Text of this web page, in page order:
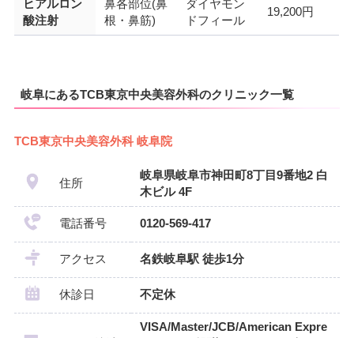
ヒアルロン
酸注射
鼻各部位(鼻
根・鼻筋)
ダイヤモン
ドフィール
19,200円
岐阜にあるTCB東京中央美容外科のクリニック一覧
TCB東京中央美容外科 岐阜院
住所
岐阜県岐阜市神田町8丁目9番地2 白
木ビル 4F
電話番号 0120-569-417
アクセス 名鉄岐阜駅 徒歩1分
休診日 不定休
VISA/Master/JCB/American Expre